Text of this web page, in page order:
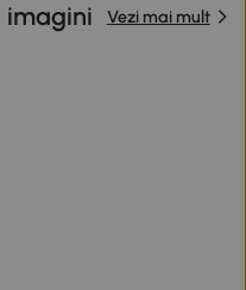
imagini Vezi mai mult